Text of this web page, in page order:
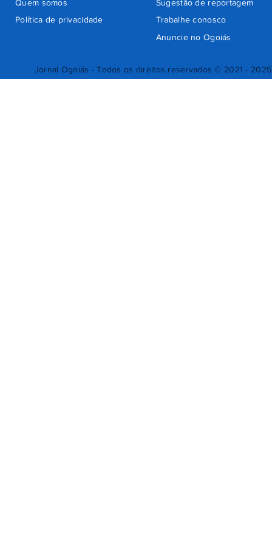
Jornal Ogoiás - Todos os direitos reservados © 2021 - 2025
Quem somos
Sugestão de reportagem
Trabalhe conosco
Política de privacidade
Anuncie no Ogoiás